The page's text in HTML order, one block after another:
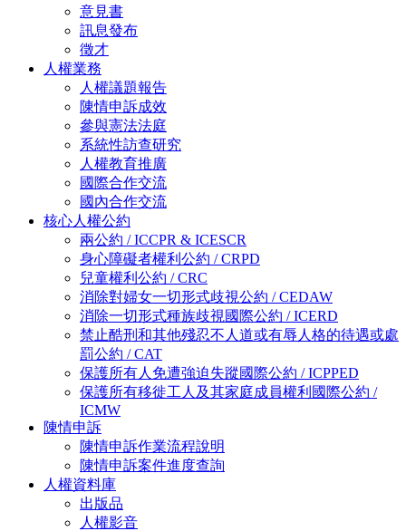
意見書
訊息發布
徵才
人權業務
人權議題報告
陳情申訴成效
參與憲法法庭
系統性訪查研究
人權教育推廣
國際合作交流
國內合作交流
核心人權公約
兩公約 / ICCPR & ICESCR
身心障礙者權利公約 / CRPD
兒童權利公約 / CRC
消除對婦女一切形式歧視公約 / CEDAW
消除一切形式種族歧視國際公約 / ICERD
禁止酷刑和其他殘忍不人道或有辱人格的待遇或處
罰公約 / CAT
保護所有人免遭強迫失蹤國際公約 / ICPPED
保護所有移徙工人及其家庭成員權利國際公約 /
ICMW
陳情申訴
陳情申訴作業流程說明
陳情申訴案件進度查詢
人權資料庫
出版品
人權影音